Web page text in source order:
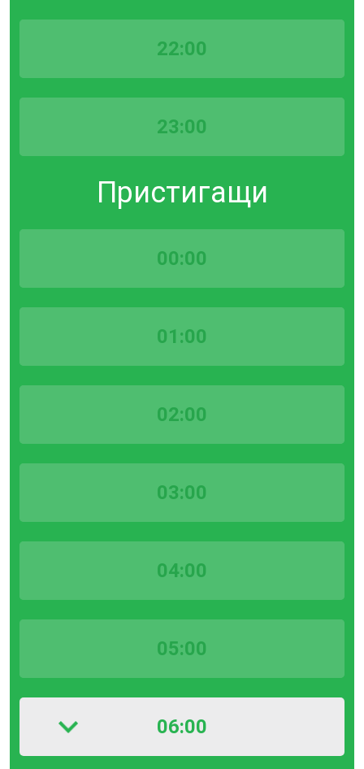
22:00
23:00
Пристигащи
00:00
01:00
02:00
03:00
04:00
05:00
06:00